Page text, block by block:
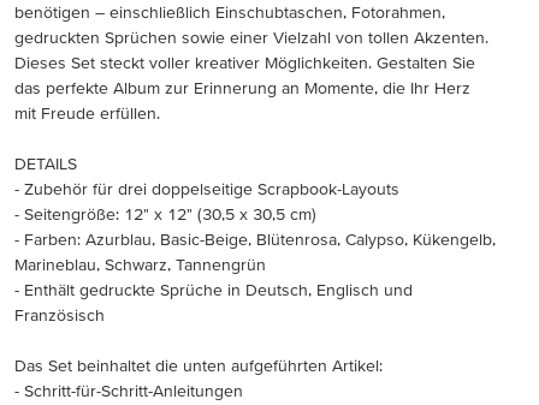
benötigen – einschließlich Einschubtaschen, Fotorahmen,
gedruckten Sprüchen sowie einer Vielzahl von tollen Akzenten.
Dieses Set steckt voller kreativer Möglichkeiten. Gestalten Sie
das perfekte Album zur Erinnerung an Momente, die Ihr Herz
mit Freude erfüllen.
DETAILS
- Zubehör für drei doppelseitige Scrapbook-Layouts
- Seitengröße: 12" x 12" (30,5 x 30,5 cm)
- Farben: Azurblau, Basic-Beige, Blütenrosa, Calypso, Kükengelb,
Marineblau, Schwarz, Tannengrün
- Enthält gedruckte Sprüche in Deutsch, Englisch und
Französisch
Das Set beinhaltet die unten aufgeführten Artikel:
- Schritt-für-Schritt-Anleitungen